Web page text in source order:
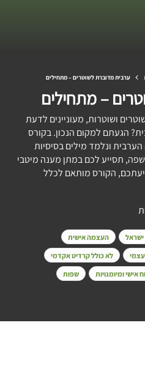
ערבית מדוברת לשוטרים – מתחילים
– מתחילים
ושוטרות, מעוניינים לדעת
הגעתם למקום הנכון. בקורס
ונלמד מילים בסיסיות
תסייע לכם במתן מענה מיטבי
הקורס מותאם לכלל
העצמה אישית
עצמי
לא כולל קרדיט אקדמי
אישי ומיומנויות
שפות